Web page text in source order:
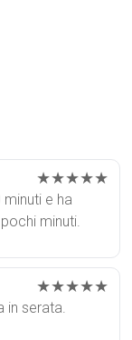
★★★★★
e ha
minuti.
★★★★★
serata.